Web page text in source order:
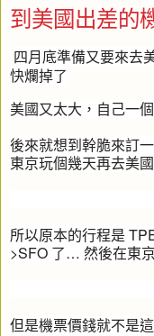
到美國出差的
四月底準備又要來去
快爛掉了
美國又太大，自己一
後來就想到幹脆來訂
東京玩個幾天再去美國
所以原本的行程是
>SFO 了… 然後在東
但是機票價錢就不是